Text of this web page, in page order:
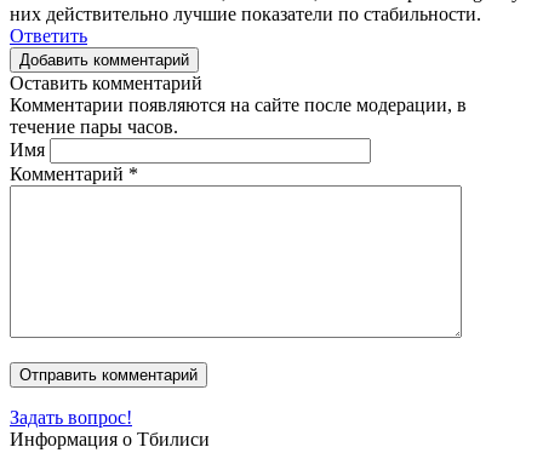
них действительно лучшие показатели по стабильности.
Ответить
Добавить комментарий
Оставить комментарий
Комментарии появляются на сайте после модерации, в
течение пары часов.
Имя
Комментарий *
Задать вопрос!
Информация о Тбилиси